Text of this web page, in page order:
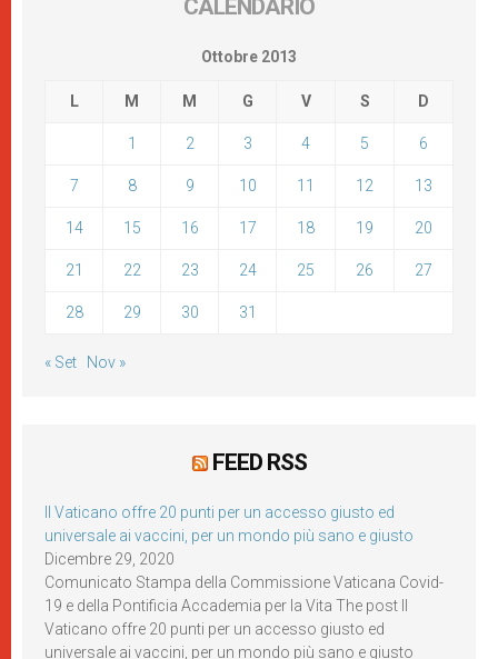
CALENDARIO
Ottobre 2013
L M M G V S D
1 2 3 4 5 6
7 8 9 10 11 12 13
14 15 16 17 18 19 20
21 22 23 24 25 26 27
28 29 30 31
« Set Nov »
FEED RSS
Il Vaticano offre 20 punti per un accesso giusto ed
universale ai vaccini, per un mondo più sano e giusto
Dicembre 29, 2020
Comunicato Stampa della Commissione Vaticana Covid-
19 e della Pontificia Accademia per la Vita The post Il
Vaticano offre 20 punti per un accesso giusto ed
universale ai vaccini, per un mondo più sano e giusto